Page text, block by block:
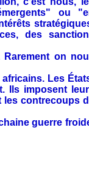
ou
des
on
Les
Ils imposent
les contrecoups
guerre